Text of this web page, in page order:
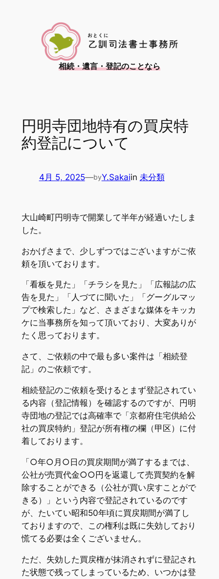
相続・遺言・登記のことなら
円明寺団地特有の買戻特
約登記について
4月 5, 2025—byY.Sakaiin 未分類
大山崎町円明寺で開業して半年が経過いたしま
した。
おかげさまで、少しずつではございますがご依
頼を頂いております。
「看板を見た」「チラシを見た」「広報誌の広
告を見た」「人づてに聞いた」「グーグルマッ
プで検索した」など、さまざまな媒体をキッカ
ケに当事務所を知って頂いており、大変ありが
たく思っております。
さて、ご依頼の中で最も多い案件は「相続登
記」のご依頼です。
相続登記のご依頼を受けるとまず登記されてい
る内容（登記情報）を確認するのですが、円明
寺団地の登記では高確率で「京都府住宅供給公
社の買戻特約」登記が所有権の欄（甲区）に付
着しております。
「○年○月○日の買戻期間が満了するまでは、
公社が売買代金○○円を返還して売買契約を解
除することができる（公社が買い戻すことがで
きる）」という内容で登記されているのです
が、たいてい昭和50年頃に買戻期間が満了し
ておりますので、この権利は既に失効しており
慌てる必要は全くございません。
ただ、失効した買戻権が抹消されずに登記され
た状態で残ってしまっているため、いつかは登